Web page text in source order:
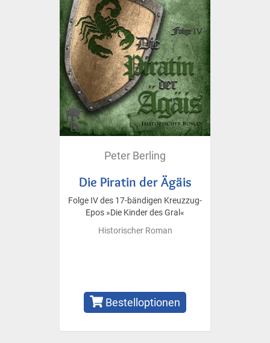
Peter Berling
Die Piratin der Ägäis
Folge IV des 17-bändigen Kreuzzug-
Epos »Die Kinder des Gral«
Historischer Roman
Bestelloptionen